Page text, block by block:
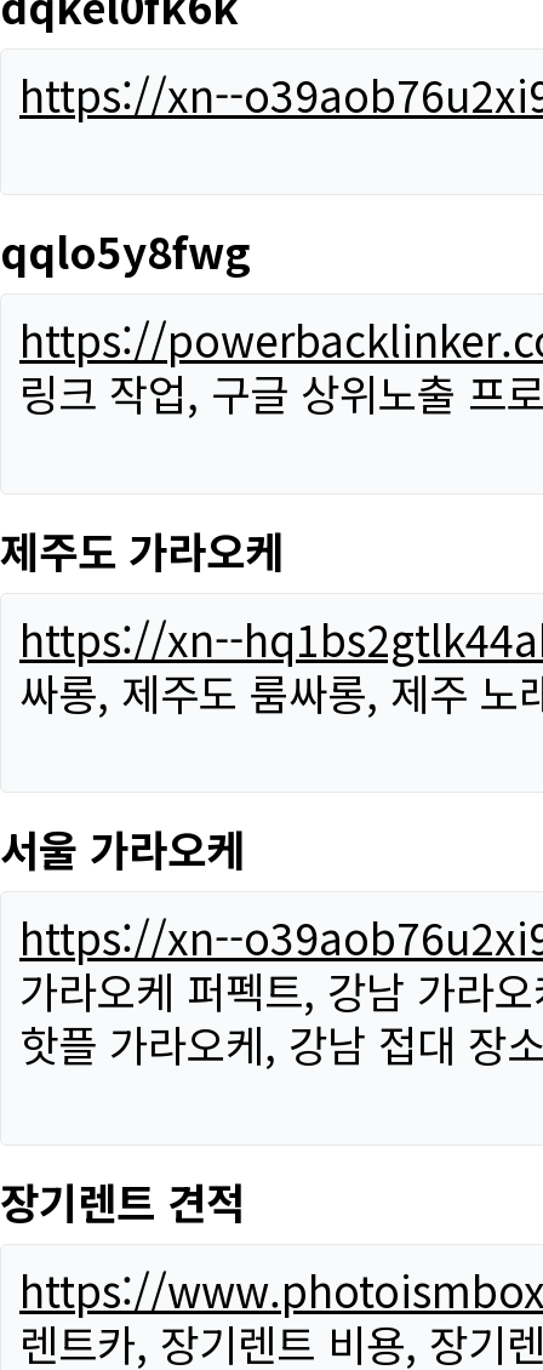
https://xn--
qqlo5y8fwg
https://
링크 작업, 구글 상위노출 프
제주도 가라오케
https://xn--
싸롱, 제주도 룸싸롱, 제주 노
서울 가라오케
https://xn--
가라오케 퍼펙트, 강남 가라
핫플 가라오케, 강남 접대 장
장기렌트 견적
https://
렌트카, 장기렌트 비용, 장기